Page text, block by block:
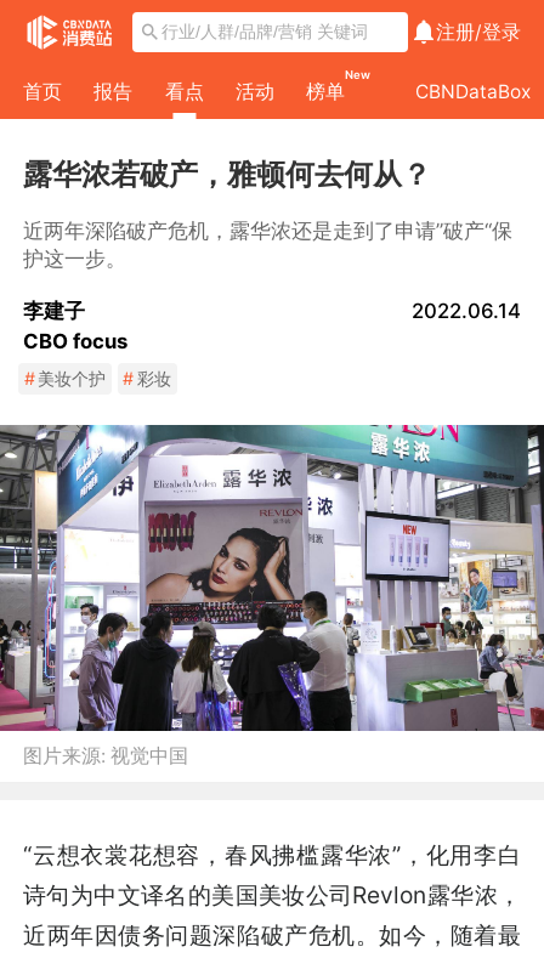
注册/登录
首页 报告 看点 活动 榜单
New
CBNDataBox
露华浓若破产，雅顿何去何从？
近两年深陷破产危机，露华浓还是走到了申请”破产“保
护这一步。
李建子
CBO focus
2022.06.14
#美妆个护 #彩妆
图片来源:视觉中国
“云想衣裳花想容，春风拂槛露华浓”，化用李白
诗句为中文译名的美国美妆公司Revlon露华浓，
近两年因债务问题深陷破产危机。如今，随着最